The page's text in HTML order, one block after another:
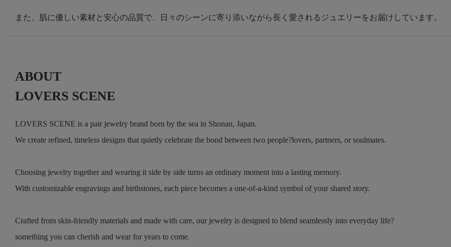
また、肌に優しい素材と安心の品質で、日々のシーンに寄り添いながら長く愛されるジュエリーをお届けしています。
ABOUT
LOVERS SCENE
LOVERS SCENE is a pair jewelry brand born by the sea in Shonan, Japan.
We create refined, timeless designs that quietly celebrate the bond between two people?lovers, partners, or soulmates.
Choosing jewelry together and wearing it side by side turns an ordinary moment into a lasting memory.
With customizable engravings and birthstones, each piece becomes a one-of-a-kind symbol of your shared story.
Crafted from skin-friendly materials and made with care, our jewelry is designed to blend seamlessly into everyday life?
something you can cherish and wear for years to come.